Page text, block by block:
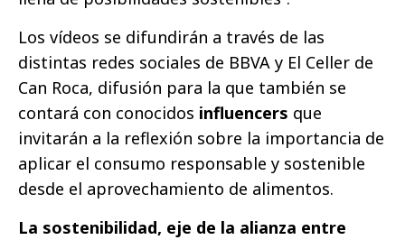
Los vídeos se difundirán a través de las
distintas redes sociales de BBVA y El Celler de
Can Roca, difusión para la que también se
contará con conocidos influencers que
invitarán a la reflexión sobre la importancia de
aplicar el consumo responsable y sostenible
desde el aprovechamiento de alimentos.
La sostenibilidad, eje de la alianza entre